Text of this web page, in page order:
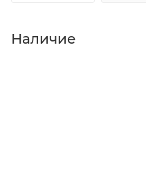
Наличие